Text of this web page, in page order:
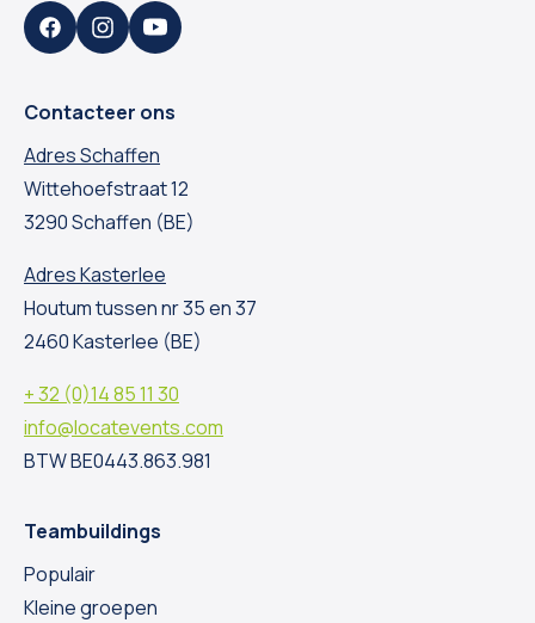
FacebookInstagramYouTube
Contacteer ons
Adres Schaffen
Wittehoefstraat 12
3290 Schaffen (BE)
Adres Kasterlee
Houtum tussen nr 35 en 37
2460 Kasterlee (BE)
+ 32 (0)14 85 11 30
info@locatevents.com
BTW BE0443.863.981
Teambuildings
Populair
Kleine groepen